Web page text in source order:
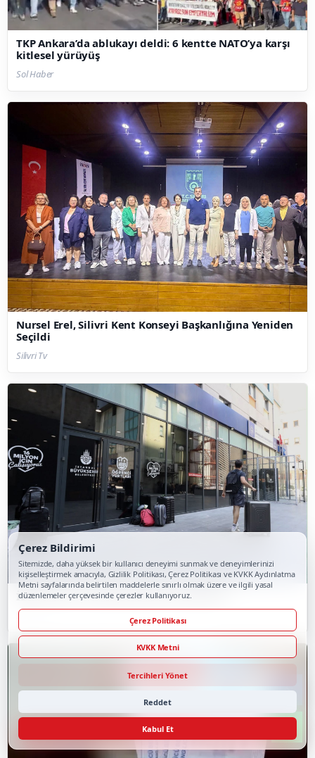
TKP Ankara’da ablukayı deldi: 6 kentte NATO’ya karşı
kitlesel yürüyüş
Sol Haber
Nursel Erel, Silivri Kent Konseyi Başkanlığına Yeniden
Seçildi
Silivri Tv
İBB Yurtları Yaz Döneminde De Hizmette
Silivri Tv
Çerez Bildirimi
Sitemizde, daha yüksek bir kullanıcı deneyimi sunmak ve deneyimlerinizi
kişiselleştirmek amacıyla, Gizlilik Politikası, Çerez Politikası ve KVKK Aydınlatma
Metni sayfalarında belirtilen maddelerle sınırlı olmak üzere ve ilgili yasal
düzenlemeler çerçevesinde çerezler kullanıyoruz.
Çerez Politikası
KVKK Metni
Tercihleri Yönet
Reddet
Kabul Et